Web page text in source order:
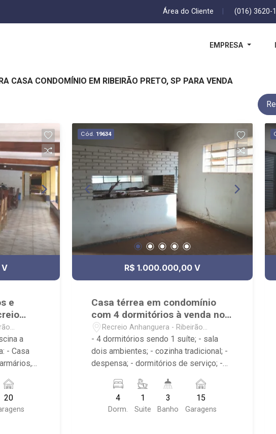
Área do Cliente (016) 3620-
EMPRESA
CASA CONDOMÍNIO EM RIBEIRÃO PRETO, SP PARA VENDA
e
a
- Casa
-
20
Cód. 19634
R$ 1.000.000,00 V
Casa térrea em condomínio
com 4 dormitórios à venda no
Recreio Internacional
Recreio Anhanguera - Ribeirão
Preto/SP
- 4 dormitórios sendo 1 suíte; - sala
dois ambientes; - cozinha tradicional; -
despensa; - dormitórios de serviço; -
churrasqueira e fogão à lenha; - prainha;
- área de serviço; - 3 banheiros; - 15
vagas de garagem descobertas; -
4
Dorm.
1
Suite
3
Banho
15
Garagens